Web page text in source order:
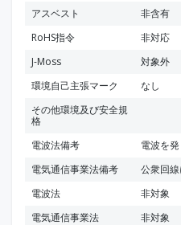
アスベスト
非含有
RoHS指令
非対応
J-Moss
対象外
環境自己主張マーク
なし
その他環境及び安全規
格
電波法備考
電波を
電気通信事業法備考
公衆回
電波法
非対象
電気通信事業法
非対象